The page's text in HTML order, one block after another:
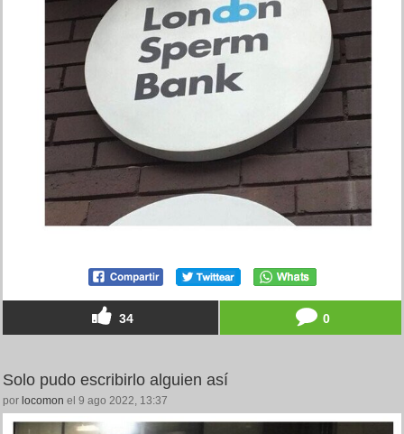
34 0
Solo pudo escribirlo alguien así
por locomon el 9 ago 2022, 13:37